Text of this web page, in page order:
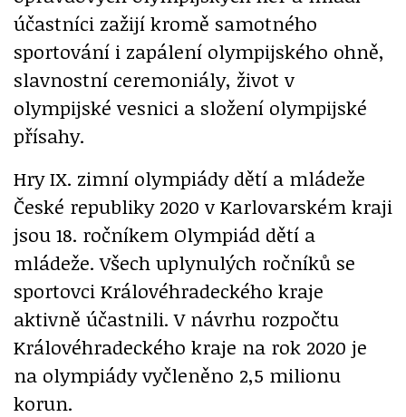
účastníci zažijí kromě samotného
sportování i zapálení olympijského ohně,
slavnostní ceremoniály, život v
olympijské vesnici a složení olympijské
přísahy.
Hry IX. zimní olympiády dětí a mládeže
České republiky 2020 v Karlovarském kraji
jsou 18. ročníkem Olympiád dětí a
mládeže. Všech uplynulých ročníků se
sportovci Královéhradeckého kraje
aktivně účastnili. V návrhu rozpočtu
Královéhradeckého kraje na rok 2020 je
na olympiády vyčleněno 2,5 milionu
korun.